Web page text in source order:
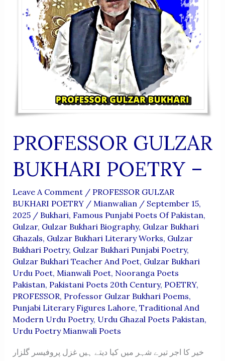
PROFESSOR GULZAR
BUKHARI POETRY –
Leave A Comment / PROFESSOR GULZAR
BUKHARI POETRY/ Mianwalian / September 15,
2025 / Bukhari, Famous Punjabi Poets Of Pakistan,
Gulzar, Gulzar Bukhari Biography, Gulzar Bukhari
Ghazals, Gulzar Bukhari Literary Works, Gulzar
Bukhari Poetry, Gulzar Bukhari Punjabi Poetry,
Gulzar Bukhari Teacher And Poet, Gulzar Bukhari
Urdu Poet, Mianwali Poet, Nooranga Poets
Pakistan, Pakistani Poets 20th Century, POETRY,
PROFESSOR, Professor Gulzar Bukhari Poems,
Punjabi Literary Figures Lahore, Traditional And
Modern Urdu Poetry, Urdu Ghazal Poets Pakistan,
Urdu Poetry Mianwali Poets
خیر کا اجر تیرے شہر میں کیا دیتے ہیں غزل پروفیسر گلزار